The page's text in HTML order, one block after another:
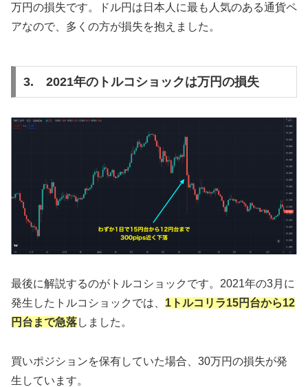
万円の損失です。ドル円は日本人に最も人気のある通貨ペ
アなので、多くの方が損失を抱えました。
3. 2021年のトルコショックは万円の損失
最後に解説するのがトルコショックです。2021年の3月に
発生したトルコショックでは、 1トルコリラ15円台から12
円台まで急落しました。
買いポジションを保有していた場合、30万円の損失が発
生しています。